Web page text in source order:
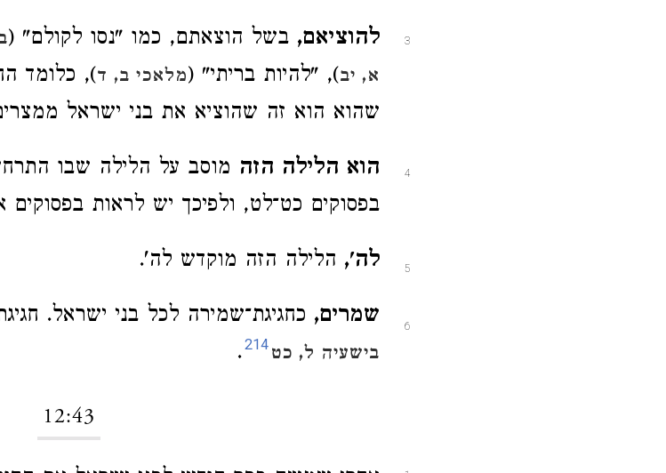
3 להוציאם, בשל הוצאתם, כמו "נסו לקולם" (
א, יב), "להיות בריתי" (מלאכי ב, ד), כלומד
שהוא הוא זה שהוציא את בני ישראל
4 הוא הלילה הזה מוסב על הלילה שבו
בפסוקים כט־לט, ולפיכך יש לראות
5 לה', הלילה הזה מוקדש לה'.
6 שמרים, כחגיגת־שמירה לכל בני ישראל.
בישעיה ל, כט214
.
12:43